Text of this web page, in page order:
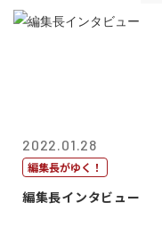
2022.01.28
編集長がゆく！
編集長インタビュー